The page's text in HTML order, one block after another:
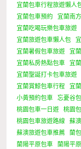
宜蘭包車行程旅遊懶人
宜蘭包車預約
宜蘭南
宜蘭吃喝玩樂包車旅遊
宜蘭旅遊包車懶人包
宜蘭暑假包車旅遊
宜
宜蘭私房熱點包車
宜
宜蘭聖誕打卡包車旅遊
宜蘭賞鯨包車行程
宜
小黃預約包車
忘憂谷
桃園包車一日遊
桃園
桃園包車旅遊路線
蘇
蘇澳旅遊包車推薦
蘭
蘭陽平原包車
蘭陽平